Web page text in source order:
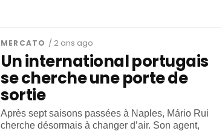
MERCATO / 2 ans ago
Un international portugais
se cherche une porte de
sortie
Après sept saisons passées à Naples, Mário Rui
cherche désormais à changer d’air. Son agent,